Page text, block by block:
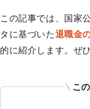
この記事では、国家
タに基づいた退職金
的に紹介します。ぜ
こ